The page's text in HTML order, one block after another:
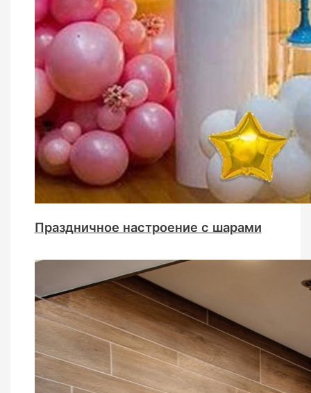
Праздничное настроение с шарами